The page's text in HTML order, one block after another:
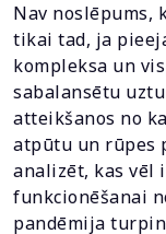
Nav noslēpums,
tikai tad, ja
kompleksa un
sabalansētu
atteikšanos no
atpūtu un rūpes
analizēt, kas vēl
funkcionēšanai
pandēmija